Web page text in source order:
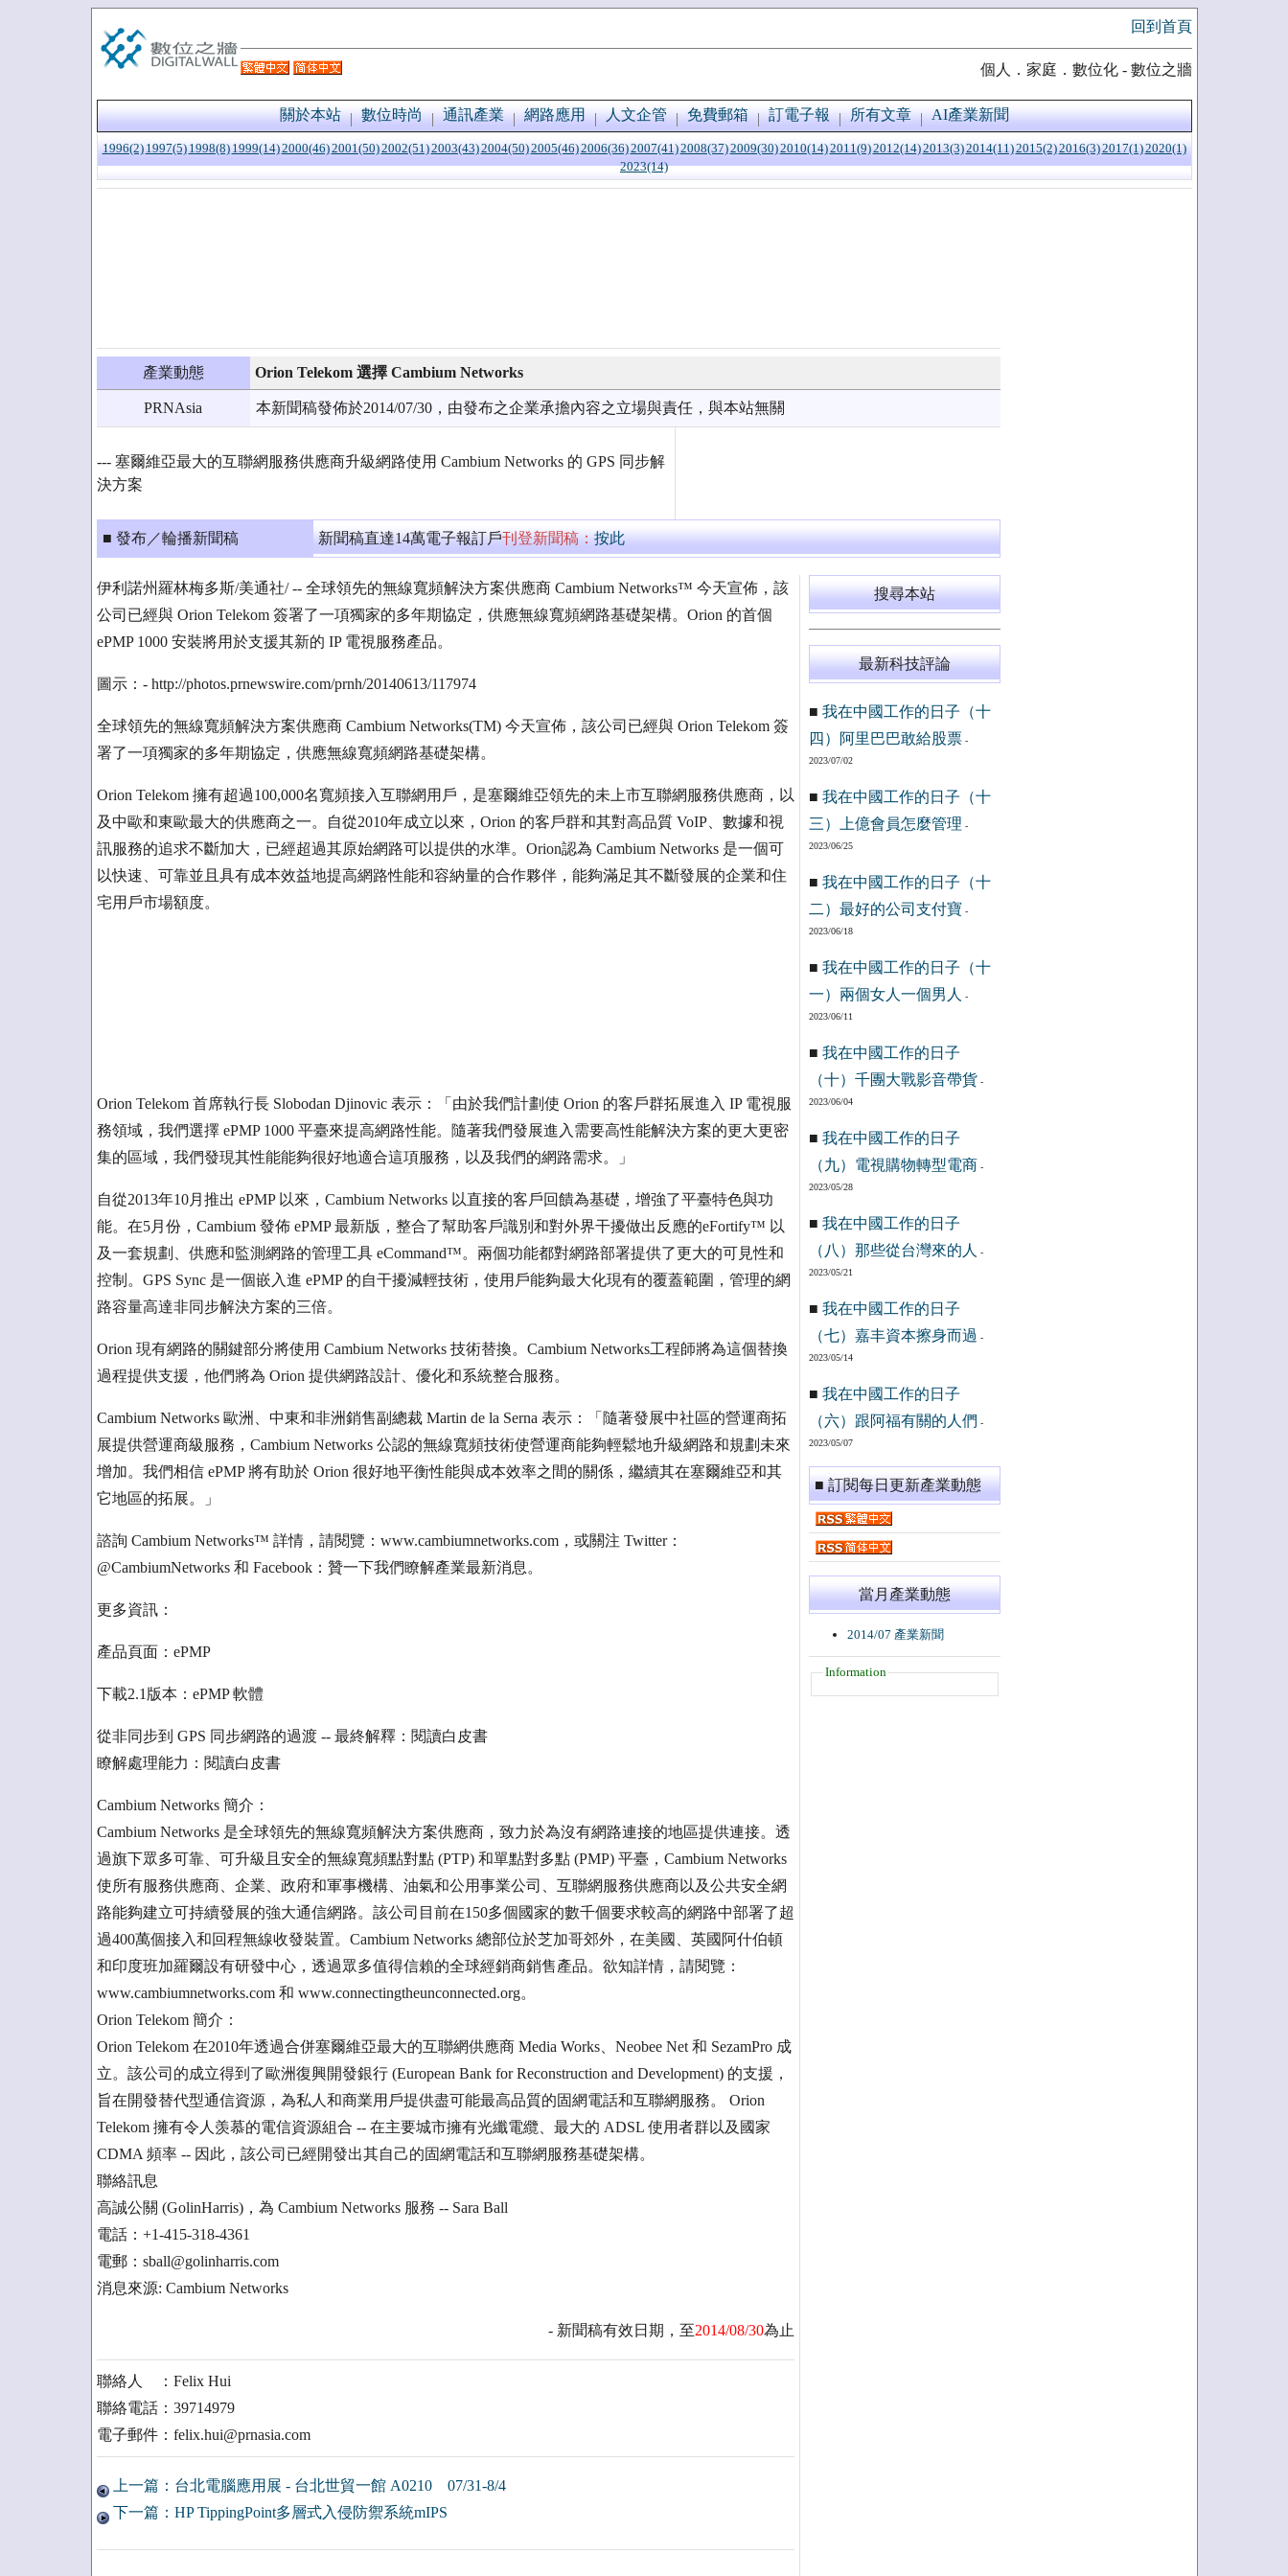
回到首頁
個人．家庭．數位化 - 數位之牆
關於本站 數位時尚 通訊產業 網路應用 人文企管 免費郵箱 訂電子報 所有文章 AI產業新聞
1996(2) 1997(5) 1998(8) 1999(14)2000(46)2001(50)2002(51)2003(43)2004(50)2005(46)2006(36)2007(41)2008(37)2009(30)2010(14)2011(9)2012(14)2013(3)2014(11)2015(2)2016(3)2017(1)2020(1)
2023(14)
產業動態 Orion Telekom 選擇 Cambium Networks
PRNAsia 本新聞稿發佈於2014/07/30，由發布之企業承擔內容之立場與責任，與本站無關
--- 塞爾維亞最大的互聯網服務供應商升級網路使用 Cambium Networks 的 GPS 同步解
決方案
■ 發布／輪播新聞稿 新聞稿直達14萬電子報訂戶刊登新聞稿：按此
伊利諾州羅林梅多斯/美通社/ -- 全球領先的無線寬頻解決方案供應商 Cambium Networks™ 今天宣佈，該
公司已經與 Orion Telekom 簽署了一項獨家的多年期協定，供應無線寬頻網路基礎架構。Orion 的首個
ePMP 1000 安裝將用於支援其新的 IP 電視服務產品。
圖示：- http://photos.prnewswire.com/prnh/20140613/117974
全球領先的無線寬頻解決方案供應商 Cambium Networks(TM) 今天宣佈，該公司已經與 Orion Telekom 簽
署了一項獨家的多年期協定，供應無線寬頻網路基礎架構。
Orion Telekom 擁有超過100,000名寬頻接入互聯網用戶，是塞爾維亞領先的未上市互聯網服務供應商，以
及中歐和東歐最大的供應商之一。自從2010年成立以來，Orion 的客戶群和其對高品質 VoIP、數據和視
訊服務的追求不斷加大，已經超過其原始網路可以提供的水準。Orion認為 Cambium Networks 是一個可
以快速、可靠並且具有成本效益地提高網路性能和容納量的合作夥伴，能夠滿足其不斷發展的企業和住
宅用戶市場額度。
Orion Telekom 首席執行長 Slobodan Djinovic 表示：「由於我們計劃使 Orion 的客戶群拓展進入 IP 電視服
務領域，我們選擇 ePMP 1000 平臺來提高網路性能。隨著我們發展進入需要高性能解決方案的更大更密
集的區域，我們發現其性能能夠很好地適合這項服務，以及我們的網路需求。」
自從2013年10月推出 ePMP 以來，Cambium Networks 以直接的客戶回饋為基礎，增強了平臺特色與功
能。在5月份，Cambium 發佈 ePMP 最新版，整合了幫助客戶識別和對外界干擾做出反應的eFortify™ 以
及一套規劃、供應和監測網路的管理工具 eCommand™。兩個功能都對網路部署提供了更大的可見性和
控制。GPS Sync 是一個嵌入進 ePMP 的自干擾減輕技術，使用戶能夠最大化現有的覆蓋範圍，管理的網
路容量高達非同步解決方案的三倍。
Orion 現有網路的關鍵部分將使用 Cambium Networks 技術替換。Cambium Networks工程師將為這個替換
過程提供支援，他們將為 Orion 提供網路設計、優化和系統整合服務。
Cambium Networks 歐洲、中東和非洲銷售副總裁 Martin de la Serna 表示：「隨著發展中社區的營運商拓
展提供營運商級服務，Cambium Networks 公認的無線寬頻技術使營運商能夠輕鬆地升級網路和規劃未來
增加。我們相信 ePMP 將有助於 Orion 很好地平衡性能與成本效率之間的關係，繼續其在塞爾維亞和其
它地區的拓展。」
諮詢 Cambium Networks™ 詳情，請閱覽：www.cambiumnetworks.com，或關注 Twitter：
@CambiumNetworks 和 Facebook：贊一下我們瞭解產業最新消息。
更多資訊：
產品頁面：ePMP
下載2.1版本：ePMP 軟體
從非同步到 GPS 同步網路的過渡 -- 最終解釋：閱讀白皮書
瞭解處理能力：閱讀白皮書
Cambium Networks 簡介：
Cambium Networks 是全球領先的無線寬頻解決方案供應商，致力於為沒有網路連接的地區提供連接。透
過旗下眾多可靠、可升級且安全的無線寬頻點對點 (PTP) 和單點對多點 (PMP) 平臺，Cambium Networks
使所有服務供應商、企業、政府和軍事機構、油氣和公用事業公司、互聯網服務供應商以及公共安全網
路能夠建立可持續發展的強大通信網路。該公司目前在150多個國家的數千個要求較高的網路中部署了超
過400萬個接入和回程無線收發裝置。Cambium Networks 總部位於芝加哥郊外，在美國、英國阿什伯頓
和印度班加羅爾設有研發中心，透過眾多值得信賴的全球經銷商銷售產品。欲知詳情，請閱覽：
www.cambiumnetworks.com 和 www.connectingtheunconnected.org。
Orion Telekom 簡介：
Orion Telekom 在2010年透過合併塞爾維亞最大的互聯網供應商 Media Works、Neobee Net 和 SezamPro 成
立。該公司的成立得到了歐洲復興開發銀行 (European Bank for Reconstruction and Development) 的支援，
旨在開發替代型通信資源，為私人和商業用戶提供盡可能最高品質的固網電話和互聯網服務。 Orion
Telekom 擁有令人羡慕的電信資源組合 -- 在主要城市擁有光纖電纜、最大的 ADSL 使用者群以及國家
CDMA 頻率 -- 因此，該公司已經開發出其自己的固網電話和互聯網服務基礎架構。
聯絡訊息
高誠公關 (GolinHarris)，為 Cambium Networks 服務 -- Sara Ball
電話：+1-415-318-4361
電郵：sball@golinharris.com
消息來源: Cambium Networks
- 新聞稿有效日期，至2014/08/30為止
聯絡人 ：Felix Hui
聯絡電話：39714979
電子郵件：felix.hui@prnasia.com
上一篇：台北電腦應用展 - 台北世貿一館 A0210 07/31-8/4
下一篇：HP TippingPoint多層式入侵防禦系統mIPS
搜尋本站
最新科技評論
■ 我在中國工作的日子（十
四）阿里巴巴敢給股票-
2023/07/02
■ 我在中國工作的日子（十
三）上億會員怎麼管理 -
2023/06/25
■ 我在中國工作的日子（十
二）最好的公司支付寶 -
2023/06/18
■ 我在中國工作的日子（十
一）兩個女人一個男人
-
2023/06/11
■ 我在中國工作的日子
（十）千團大戰影音帶貨 -
2023/06/04
■ 我在中國工作的日子
（九）電視購物轉型電商 -
2023/05/28
■ 我在中國工作的日子
（八）那些從台灣來的人
-
2023/05/21
■ 我在中國工作的日子
（七）嘉丰資本擦身而過 -
2023/05/14
■ 我在中國工作的日子
（六）跟阿福有關的人們 -
2023/05/07
■ 訂閱每日更新產業動態
當月產業動態
2014/07 產業新聞
Information